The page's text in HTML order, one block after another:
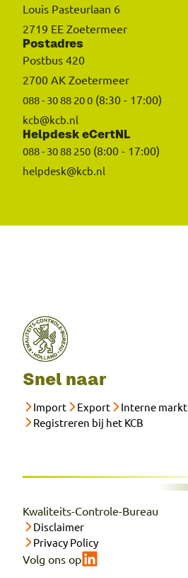
Louis Pasteurlaan 6
2719 EE Zoetermeer
Postadres
Postbus 420
2700 AK Zoetermeer
088 - 30 88 20 0 (8:30 - 17:00)
kcb@kcb.nl
Helpdesk eCertNL
088 - 30 88 250 (8:00 - 17:00)
helpdesk@kcb.nl
Snel naar
Import Export Interne markt
Registreren bij het KCB
Kwaliteits-Controle-Bureau
Disclaimer
Privacy Policy
Volg ons op